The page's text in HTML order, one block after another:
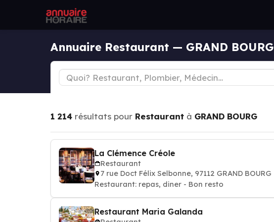
Annuaire Restaurant — GRAND BOURG
1 214 résultats pour Restaurant à GRAND BOURG
La Clémence Créole
Restaurant
7 rue Doct Félix Selbonne, 97112 GRAND BOURG
Restaurant: repas, diner - Bon resto
Restaurant Maria Galanda